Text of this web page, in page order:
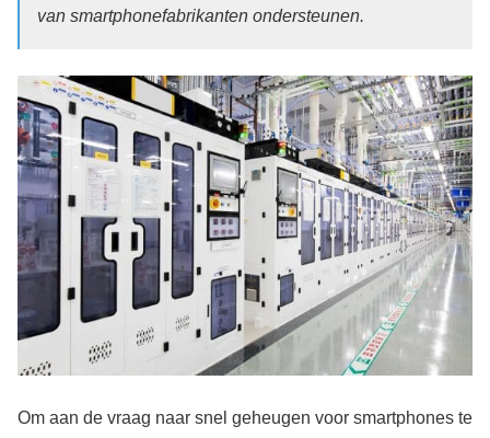
van smartphonefabrikanten ondersteunen.
Om aan de vraag naar snel geheugen voor smartphones te